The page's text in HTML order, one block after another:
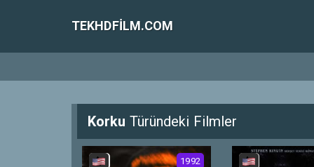
TEKHDFILM.COM
Korku Türündeki Filmler
1992